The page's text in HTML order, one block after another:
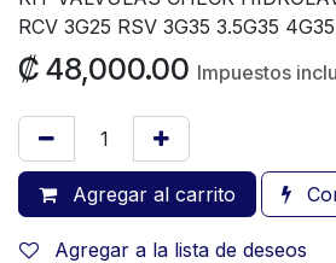
RCV 3G25 RSV 3G35 3.5G35
₡ 48,000.00 Impuestos
Agregar al carrito
Agregar a la lista de deseos